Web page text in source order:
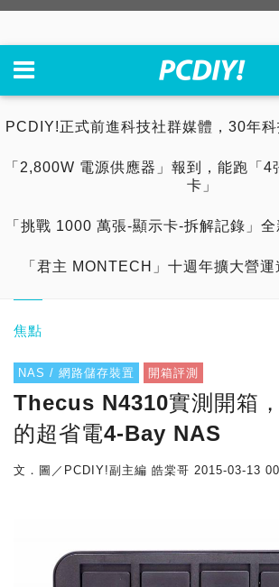
PCDIY!正式前進科技社群媒體，30年科
「2,800W 電源供應器」報到，能跑「
卡」
「挑戰 1000 萬張-顯示卡-拆解記錄」全
「君主 MONTECH」十週年擴大營
焦點
NAS / 網路儲存裝置 開箱評測
Thecus N4310實測開箱
的超省電4-Bay NAS
文．圖／PCDIY!副主編 皓棠哥 2015-03-13